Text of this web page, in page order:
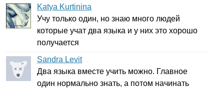
Katya Kurtinina
Учу только один, но знаю много людей
которые учат два языка и у них это хорошо
получается
Sandra Levit
Два языка вместе учить можно. Главное
один нормально знать, а потом начинать